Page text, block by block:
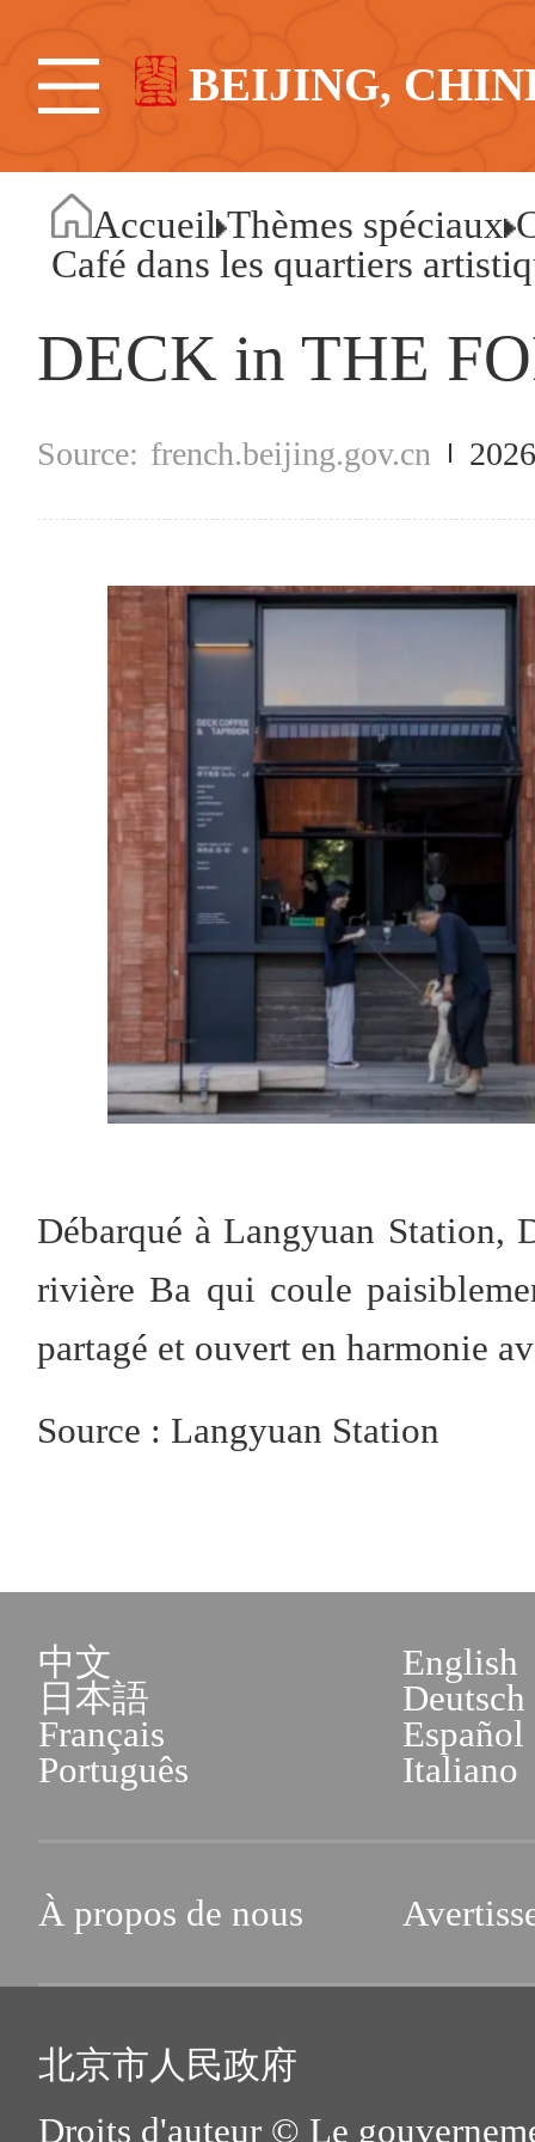
BEIJING,
Accueil Thèmes spéciaux
Café dans les quartiers
DECK in THE
french.beijing.gov.cn
Débarqué à Langyuan Station,
rivière Ba qui coule
partagé et ouvert en harmonie
Source : Langyuan Station
中文
English
日本語
Deutsch
Français
Español
Português
Italiano
À propos de nous
北京市人民政府
Droits d'auteur © Le